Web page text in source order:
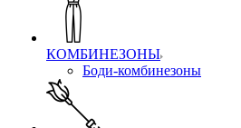
КОМБИНЕЗОНЫ
Боди-комбинезоны